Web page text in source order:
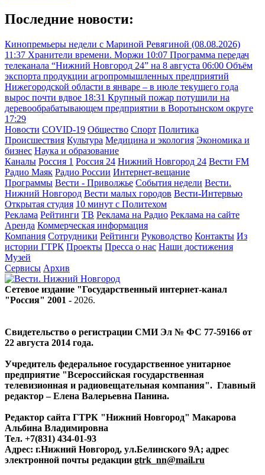
Последние новости:
Кинопремьеры недели с Мариной Ревягиной (08.08.2026)
11:37 Хранители времени. Моржи 10:07 Программа передач
телеканала “Нижний Новгород 24” на 8 августа 06:00 Объём
экспорта продукции агропромышленных предприятий
Нижегородской области в январе – в июле текущего года
вырос почти вдвое 18:31 Крупный пожар потушили на
деревообрабатывающем предприятии в Воротынском округе
17:29
Новости COVID-19 Общество Спорт Политика
Происшествия Культура Медицина и экология Экономика и
бизнес Наука и образование
Каналы Россия 1 Россия 24 Нижний Новгород 24 Вести FM
Радио Маяк Радио России Интернет-вещание
Программы Вести - Приволжье События недели Вести.
Нижний Новгород Вести малых городов Вести-Интервью
Открытая студия 10 минут с Политехом
Реклама Рейтинги ТВ Реклама на Радио Реклама на сайте
Аренда Коммерческая информация
Компания Сотрудники Рейтинги Руководство Контакты Из
истории ГТРК Проекты Пресса о нас Наши достижения
Музей
Сервисы Архив
Сетевое издание "Государственный интернет-канал
"Россия" 2001 - 2026.
Свидетельство о регистрации СМИ Эл № ФС 77-59166 от
22 августа 2014 года.
Учредитель федеральное государственное унитарное
предприятие "Всероссийская государственная
телевизионная и радиовещательная компания". Главный
редактор – Елена Валерьевна Панина.
Редактор сайта ГТРК "Нижний Новгород" Макарова
Альбина Владимировна
Тел. +7(831) 434-01-93
Адрес: г.Нижний Новгород, ул.Белинского 9А; адрес
электронной почты редакции gtrk_nn@mail.ru